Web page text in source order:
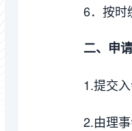
6．按时
二、申
1.提交
2.由理